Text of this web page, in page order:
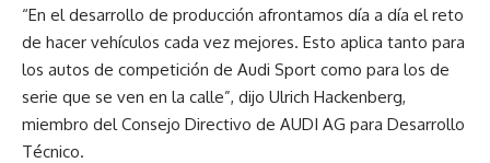
“En el desarrollo de producción afrontamos día a día el reto
de hacer vehículos cada vez mejores. Esto aplica tanto para
los autos de competición de Audi Sport como para los de
serie que se ven en la calle”, dijo Ulrich Hackenberg,
miembro del Consejo Directivo de AUDI AG para Desarrollo
Técnico.